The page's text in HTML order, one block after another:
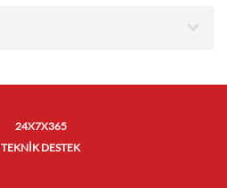
24X7X365
TEKNİK DESTEK